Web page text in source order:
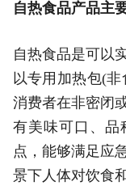
自热食品产品主
自热食品是可以
以专用加热包(
消费者在非密闭
有美味可口、品
点，能够满足应
景下人体对饮食